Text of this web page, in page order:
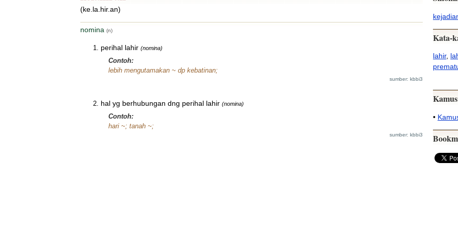
(ke.la.hir.an)
nomina (n)
perihal lahir (nomina)
Contoh:
lebih mengutamakan ~ dp kebatinan;
sumber: kbbi3
hal yg berhubungan dng perihal lahir (nomina)
Contoh:
hari ~; tanah ~;
sumber: kbbi3
Kata-
lahir,
•